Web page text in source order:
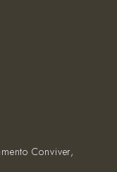
Conviver,